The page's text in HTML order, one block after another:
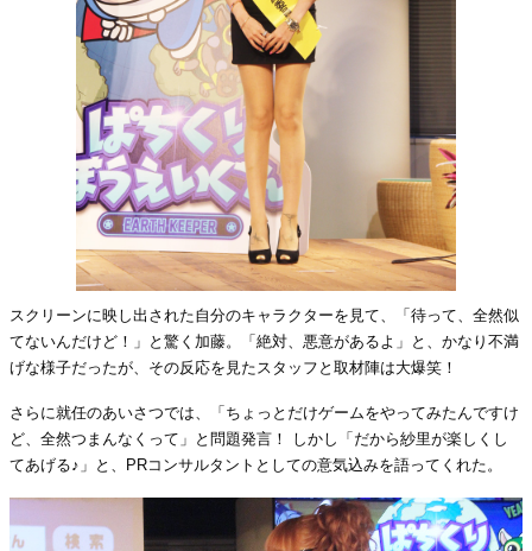
スクリーンに映し出された自分のキャラクターを見て、「待って、全然似
てないんだけど！」と驚く加藤。「絶対、悪意があるよ」と、かなり不満
げな様子だったが、その反応を見たスタッフと取材陣は大爆笑！
さらに就任のあいさつでは、「ちょっとだけゲームをやってみたんですけ
ど、全然つまんなくって」と問題発言！ しかし「だから紗里が楽しくし
てあげる♪」と、PRコンサルタントとしての意気込みを語ってくれた。